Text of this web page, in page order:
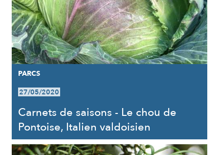
PARCS
27/05/2020
Carnets de saisons - Le chou de
Pontoise, Italien valdoisien